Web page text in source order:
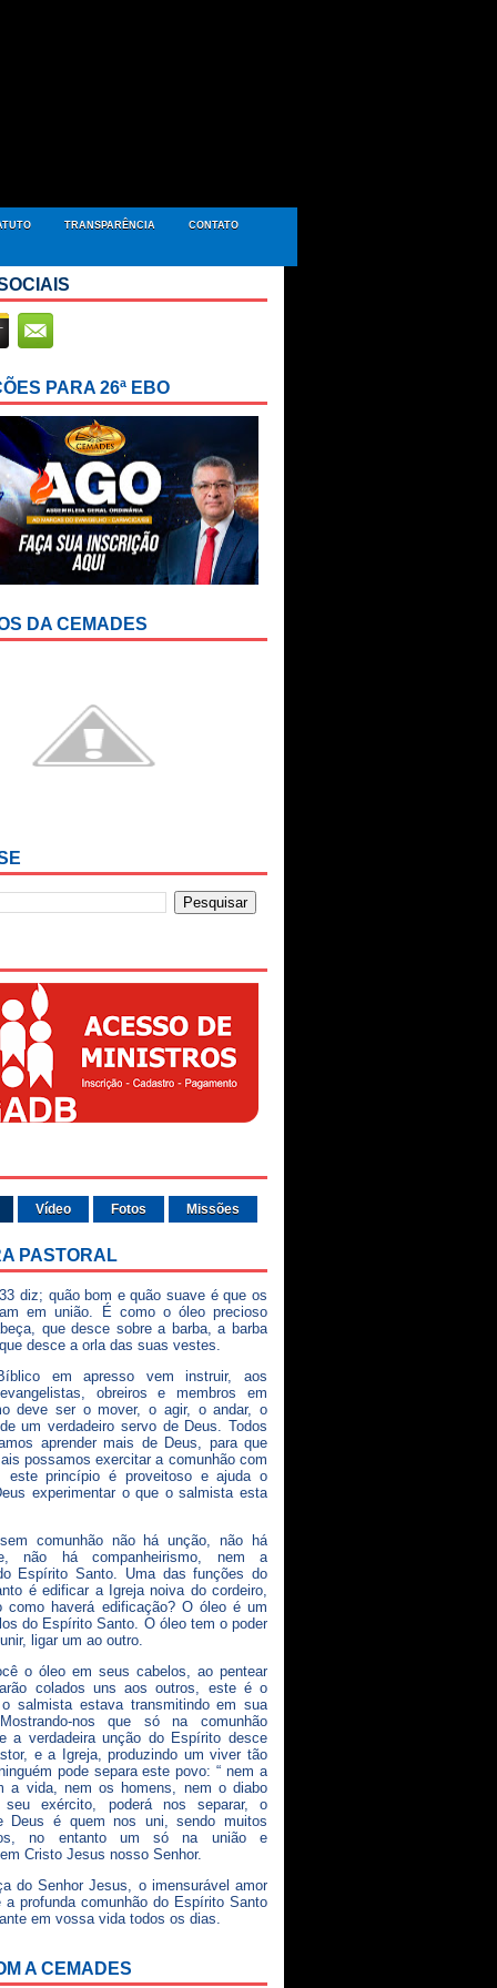
TRANSPARÊNCIA CONTATO
PARA 26ª EBO
DA CEMADES
Vídeo Fotos Missões
PASTORAL
diz; quão bom e quão suave é que os
em união. É como o óleo precioso
que desce sobre a barba, a barba
desce a orla das suas vestes.
em apresso vem instruir, aos
obreiros e membros em
deve ser o mover, o agir, o andar, o
um verdadeiro servo de Deus. Todos
aprender mais de Deus, para que
possamos exercitar a comunhão com
este princípio é proveitoso e ajuda o
experimentar o que o salmista esta
comunhão não há unção, não há
não há companheirismo, nem a
Espírito Santo. Uma das funções do
é edificar a Igreja noiva do cordeiro,
como haverá edificação? O óleo é um
do Espírito Santo. O óleo tem o poder
ligar um ao outro.
o óleo em seus cabelos, ao pentear
colados uns aos outros, este é o
salmista estava transmitindo em sua
nos que só na comunhão
a verdadeira unção do Espírito desce
e a Igreja, produzindo um viver tão
pode separa este povo: “ nem a
a vida, nem os homens, nem o diabo
exército, poderá nos separar, o
Deus é quem nos uni, sendo muitos
no entanto um só na união e
Cristo Jesus nosso Senhor.
do Senhor Jesus, o imensurável amor
a profunda comunhão do Espírito Santo
em vossa vida todos os dias.
A CEMADES